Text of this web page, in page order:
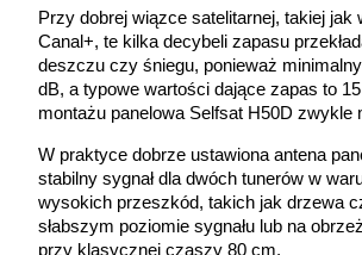
Przy dobrej wiązce satelitarnej, takiej
Canal+, te kilka decybeli zapasu
deszczu czy śniegu, ponieważ
dB, a typowe wartości dające zapas to
montażu panelowa Selfsat H50D
W praktyce dobrze ustawiona antena
stabilny sygnał dla dwóch tunerów w
wysokich przeszkód, takich jak drzewa
słabszym poziomie sygnału lub na
przy klasycznej czaszy 80 cm.